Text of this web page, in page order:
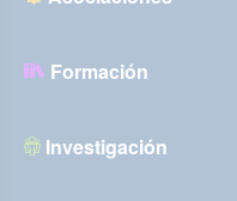
Formación
Investigación